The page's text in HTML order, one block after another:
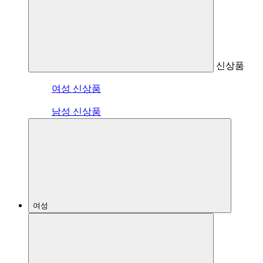
신상품
여성 신상품
남성 신상품
여성